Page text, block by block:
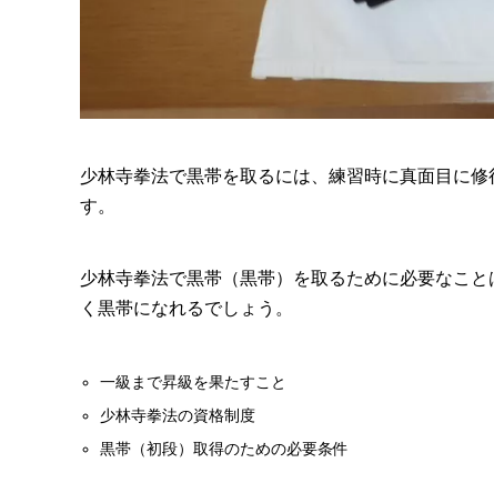
少林寺拳法で黒帯を取るには、練習時に真面目に
す。
少林寺拳法で黒帯（黒帯）を取るために必要なこ
く黒帯になれるでしょう。
一級まで昇級を果たすこと
少林寺拳法の資格制度
黒帯（初段）取得のための必要条件